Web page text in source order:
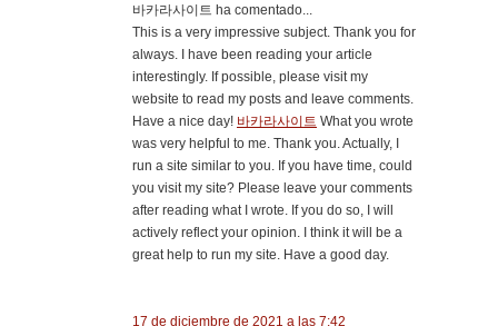
바카라사이트 ha comentado...
This is a very impressive subject. Thank you for
always. I have been reading your article
interestingly. If possible, please visit my
website to read my posts and leave comments.
Have a nice day! 바카라사이트 What you wrote
was very helpful to me. Thank you. Actually, I
run a site similar to you. If you have time, could
you visit my site? Please leave your comments
after reading what I wrote. If you do so, I will
actively reflect your opinion. I think it will be a
great help to run my site. Have a good day.
17 de diciembre de 2021 a las 7:42